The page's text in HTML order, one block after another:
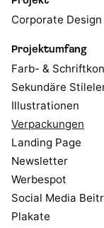
Corporate Design
Projektumfang
Farb- &
Sekundäre
Illustrationen
Verpackungen
Landing Page
Newsletter
Werbespot
Social Media
Plakate